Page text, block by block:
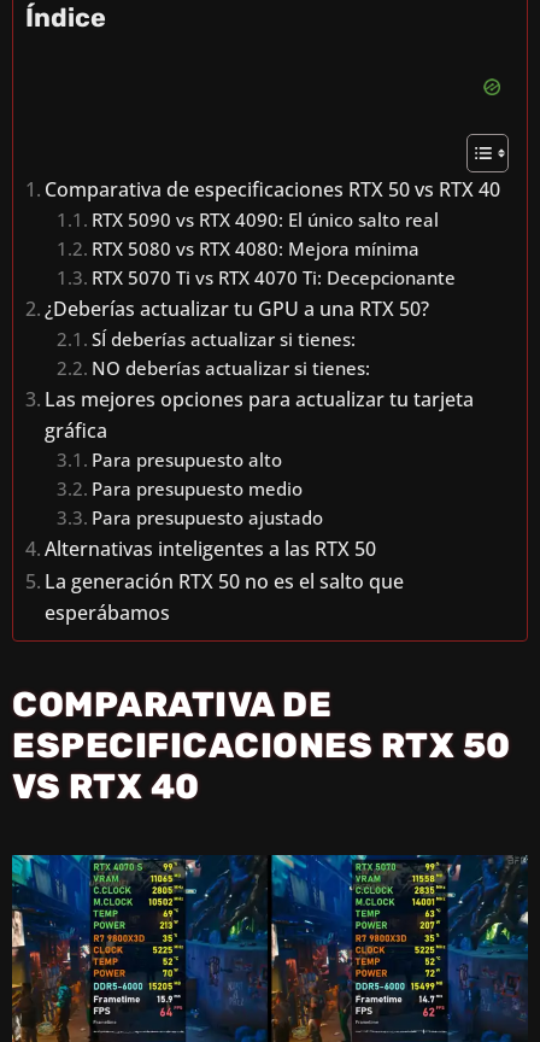
D
E
O
Índice
Comparativa de especificaciones RTX 50 vs RTX 40
RTX 5090 vs RTX 4090: El único salto real
RTX 5080 vs RTX 4080: Mejora mínima
RTX 5070 Ti vs RTX 4070 Ti: Decepcionante
¿Deberías actualizar tu GPU a una RTX 50?
SÍ deberías actualizar si tienes:
NO deberías actualizar si tienes:
Las mejores opciones para actualizar tu tarjeta
gráfica
Para presupuesto alto
Para presupuesto medio
Para presupuesto ajustado
Alternativas inteligentes a las RTX 50
La generación RTX 50 no es el salto que
esperábamos
COMPARATIVA DE
ESPECIFICACIONES RTX 50
VS RTX 40